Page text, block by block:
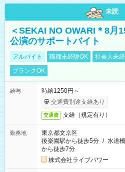
未読
＜SEKAI NO OWARI＊8月
公演のサポートバイト
アルバイト 職種未経験OK 社会人未
ブランクOK
給与
時給1250円～
交通費別途支給あり
交通費 支給（規定有り）
勤務地
東京都文京区
後楽園駅から徒歩5分 / 水道
から徒歩7分
株式会社ライブパワー